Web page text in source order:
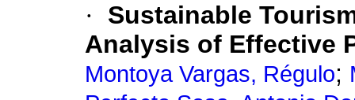
·
Sustainable
Analysis of Effective
Montoya Vargas, Régulo;